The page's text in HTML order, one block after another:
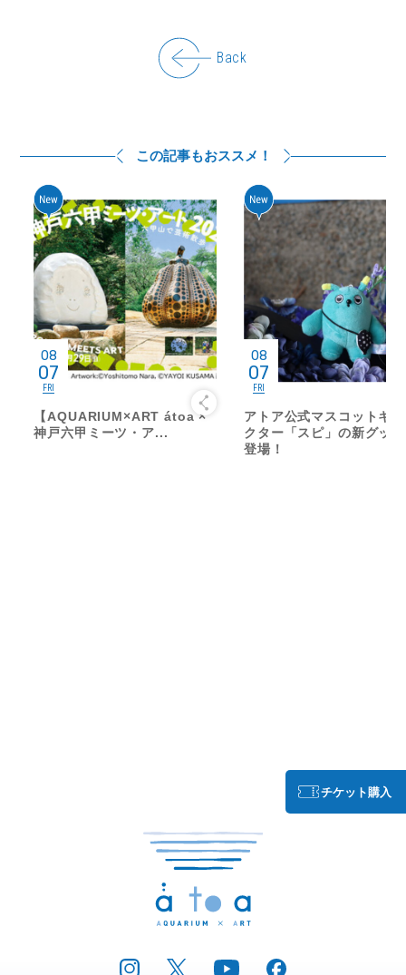
Back
この記事もおススメ！
08
07
FRI
【AQUARIUM×ART átoa ×
神戸六甲ミーツ・ア...
08
07
FRI
アトア公式マスコットキ
クター「スピ」の新グッ
登場！
チケット購入